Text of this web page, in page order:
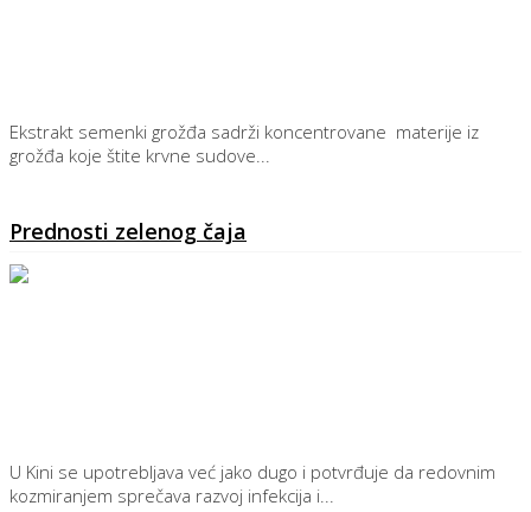
Ekstrakt semenki grožđa sadrži koncentrovane materije iz
grožđa koje štite krvne sudove...
Prednosti zelenog čaja
U Kini se upotrebljava već jako dugo i potvrđuje da redovnim
kozmiranjem sprečava razvoj infekcija i...